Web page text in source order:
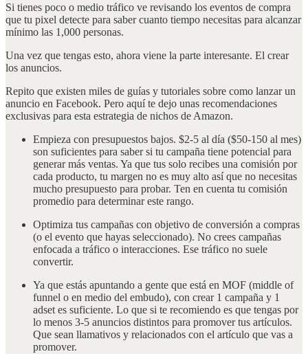
Si tienes poco o medio tráfico ve revisando los eventos de compra
que tu pixel detecte para saber cuanto tiempo necesitas para alcanzar
mínimo las 1,000 personas.
Una vez que tengas esto, ahora viene la parte interesante. El crear
los anuncios.
Repito que existen miles de guías y tutoriales sobre como lanzar un
anuncio en Facebook. Pero aquí te dejo unas recomendaciones
exclusivas para esta estrategia de nichos de Amazon.
Empieza con presupuestos bajos. $2-5 al día ($50-150 al mes)
son suficientes para saber si tu campaña tiene potencial para
generar más ventas. Ya que tus solo recibes una comisión por
cada producto, tu margen no es muy alto así que no necesitas
mucho presupuesto para probar. Ten en cuenta tu comisión
promedio para determinar este rango.
Optimiza tus campañas con objetivo de conversión a compras
(o el evento que hayas seleccionado). No crees campañas
enfocada a tráfico o interacciones. Ese tráfico no suele
convertir.
Ya que estás apuntando a gente que está en MOF (middle of
funnel o en medio del embudo), con crear 1 campaña y 1
adset es suficiente. Lo que si te recomiendo es que tengas por
lo menos 3-5 anuncios distintos para promover tus artículos.
Que sean llamativos y relacionados con el artículo que vas a
promover.